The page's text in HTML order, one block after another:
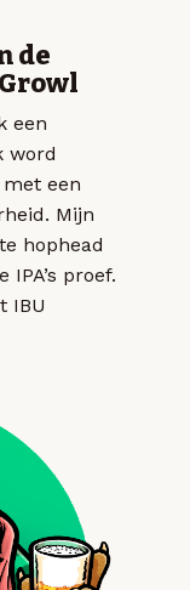
de
een
word
een
Mijn
hophead
proef.
IBU